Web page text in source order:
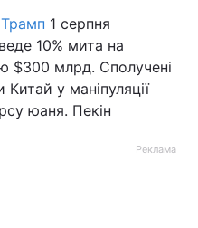
1 серпня
10% мита на
$300 млрд. Сполучені
у маніпуляції
юаня. Пекін
Реклама